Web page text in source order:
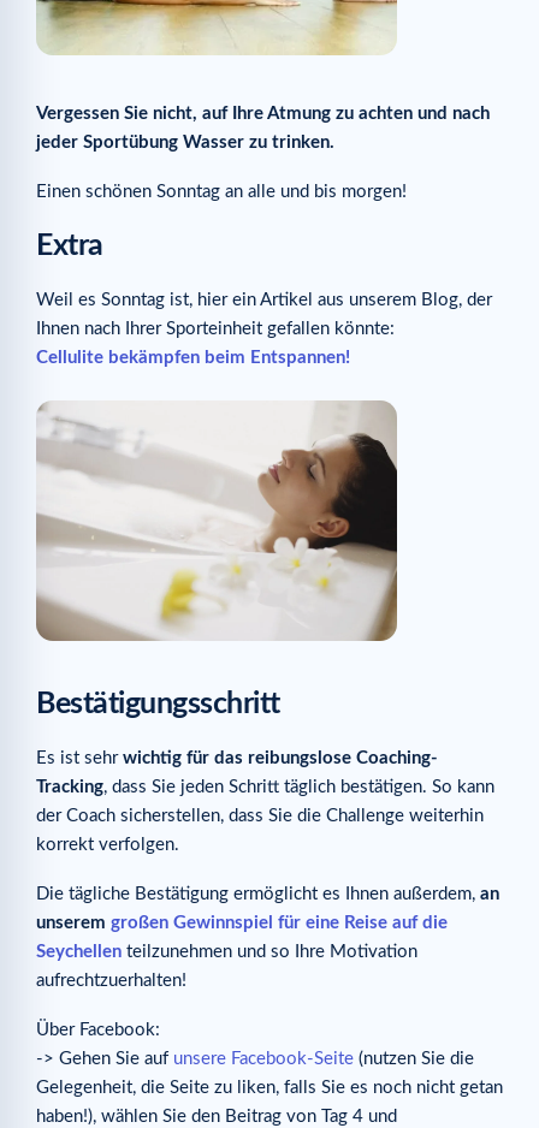
Vergessen Sie nicht, auf Ihre Atmung zu achten und nach
jeder Sportübung Wasser zu trinken.
Einen schönen Sonntag an alle und bis morgen!
Extra
Weil es Sonntag ist, hier ein Artikel aus unserem Blog, der
Ihnen nach Ihrer Sporteinheit gefallen könnte:
Cellulite bekämpfen beim Entspannen!
Bestätigungsschritt
Es ist sehr wichtig für das reibungslose Coaching-
Tracking, dass Sie jeden Schritt täglich bestätigen. So kann
der Coach sicherstellen, dass Sie die Challenge weiterhin
korrekt verfolgen.
Die tägliche Bestätigung ermöglicht es Ihnen außerdem, an
unserem großen Gewinnspiel für eine Reise auf die
Seychellen teilzunehmen und so Ihre Motivation
aufrechtzuerhalten!
Über Facebook:
-> Gehen Sie auf unsere Facebook-Seite (nutzen Sie die
Gelegenheit, die Seite zu liken, falls Sie es noch nicht getan
haben!), wählen Sie den Beitrag von Tag 4 und